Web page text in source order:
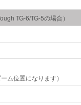
TG-6/TG-5の場合）
ム位置になります）